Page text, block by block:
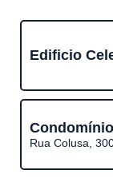
Edificio
Rua Colusa,